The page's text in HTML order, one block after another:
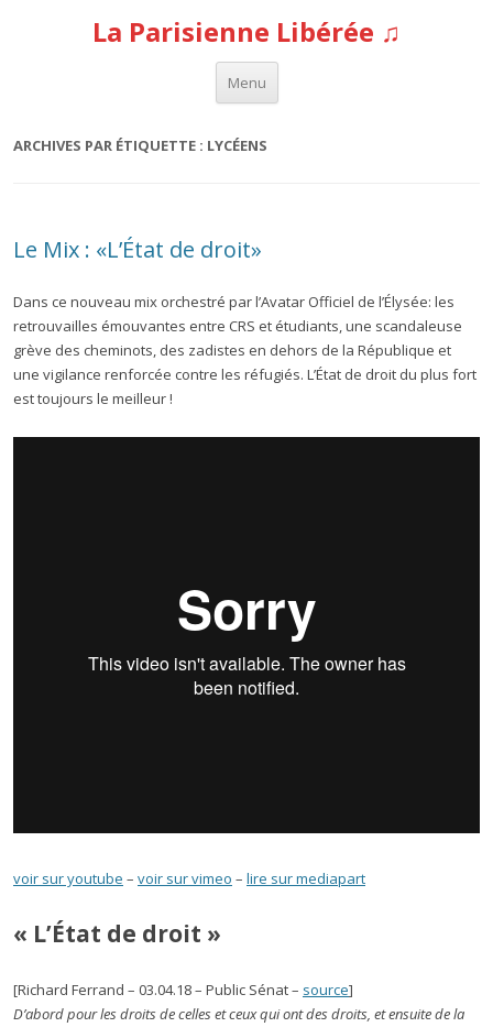
La Parisienne Libérée ♫
Menu
Aller au contenu
ARCHIVES PAR ÉTIQUETTE : LYCÉENS
Le Mix : «L’État de droit»
Dans ce nouveau mix orchestré par l’Avatar Officiel de l’Élysée: les
retrouvailles émouvantes entre CRS et étudiants, une scandaleuse
grève des cheminots, des zadistes en dehors de la République et
une vigilance renforcée contre les réfugiés. L’État de droit du plus fort
est toujours le meilleur !
voir sur youtube – voir sur vimeo – lire sur mediapart
« L’État de droit »
[Richard Ferrand – 03.04.18 – Public Sénat – source]
D’abord pour les droits de celles et ceux qui ont des droits, et ensuite de la